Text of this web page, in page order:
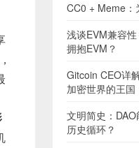
CC0 + Meme：
浅谈EVM兼容
拥抱EVM？
Gitcoin CEO详
加密世界的王国
文明简史：
历史循环？